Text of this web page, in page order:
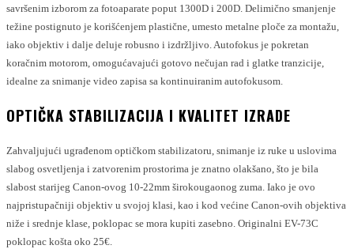
savršenim izborom za fotoaparate poput 1300D i 200D. Delimično smanjenje
težine postignuto je korišćenjem plastične, umesto metalne ploče za montažu,
iako objektiv i dalje deluje robusno i izdržljivo. Autofokus je pokretan
koračnim motorom, omogućavajući gotovo nečujan rad i glatke tranzicije,
idealne za snimanje video zapisa sa kontinuiranim autofokusom.
OPTIČKA STABILIZACIJA I KVALITET IZRADE
Zahvaljujući ugrađenom optičkom stabilizatoru, snimanje iz ruke u uslovima
slabog osvetljenja i zatvorenim prostorima je znatno olakšano, što je bila
slabost starijeg Canon-ovog 10-22mm širokougaonog zuma. Iako je ovo
najpristupačniji objektiv u svojoj klasi, kao i kod većine Canon-ovih objektiva
niže i srednje klase, poklopac se mora kupiti zasebno. Originalni EV-73C
poklopac košta oko 25€.